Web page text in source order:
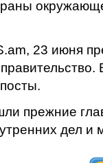
23 июня
прежние
дел и